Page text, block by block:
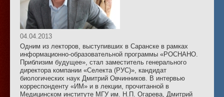
04.04.2013
Одним из лекторов, выступивших в Саранске в рамках
информационно-образовательной программы «РОСНАНО.
Приблизим будущее», стал заместитель генерального
директора компании «Селекта (РУС)», кандидат
биологических наук Дмитрий Овчинников. В интервью
корреспонденту «ИМ» и в лекции, прочитанной в
Медицинском институте МГУ им. Н.П. Огарева, Дмитрий